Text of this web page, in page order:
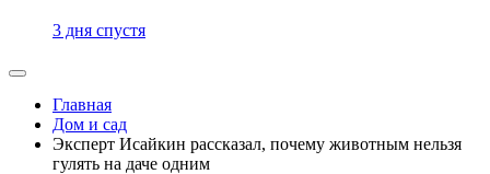
3 дня спустя
Главная
Дом и сад
Эксперт Исайкин рассказал, почему животным нельзя
гулять на даче одним